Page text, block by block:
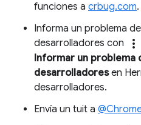
funciones a crbug.com.
Informa un problema
desarrolladores con
more_vert
Informar un problema
desarrolladoresen
desarrolladores.
Envía un tuit a